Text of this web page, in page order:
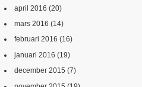
april 2016 (20)
mars 2016 (14)
februari 2016 (16)
januari 2016 (19)
december 2015 (7)